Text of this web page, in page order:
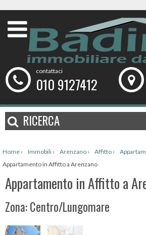
contattaci
010 9127412
RICERCA
Home › Immobili › Arenzano › Affitto ›
Appartamento in Affitto a Arenzano
Appartamento in Affitto a
Zona: Centro/Lungomare